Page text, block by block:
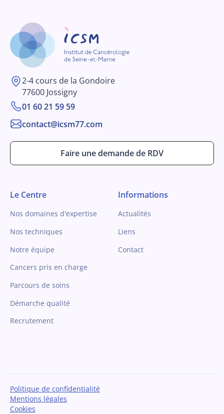
2-4 cours de la Gondoire
77600 Jossigny
01 60 21 59 59
contact@icsm77.com
Faire une demande de RDV
Le Centre
Nos domaines d'expertise
Nos techniques
Notre équipe
Cancers pris en charge
Parcours de soins
Démarche qualité
Recrutement
Informations
Actualités
Liens
Contact
Politique de confidentialité
Mentions légales
Cookies